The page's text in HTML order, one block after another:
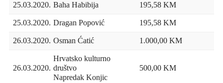
25.03.2020. Baha Habibija
195,58 KM
25.03.2020. Dragan Popović
195,58 KM
26.03.2020. Osman Ćatić 1.000,00 KM
26.03.2020.
Hrvatsko kulturno
društvo
Napredak Konjic
500,00 KM